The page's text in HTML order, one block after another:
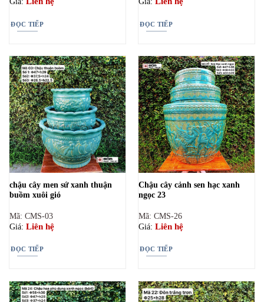
ĐỌC TIẾP ĐỌC TIẾP
chậu cây men sứ xanh thuận
buồm xuôi gió
Mã: CMS-03
Giá: Liên hệ
ĐỌC TIẾP
Chậu cây cảnh sen hạc xanh
ngọc 23
Mã: CMS-26
Giá: Liên hệ
ĐỌC TIẾP